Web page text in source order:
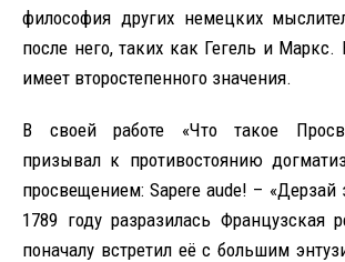
философия других немецких
после него, таких как Гегель и
имеет второстепенного значения.
В своей работе «Что такое
призывал к противостоянию
просвещением: Sapere aude! – «Дерзай
1789 году разразилась Французская
поначалу встретил её с большим